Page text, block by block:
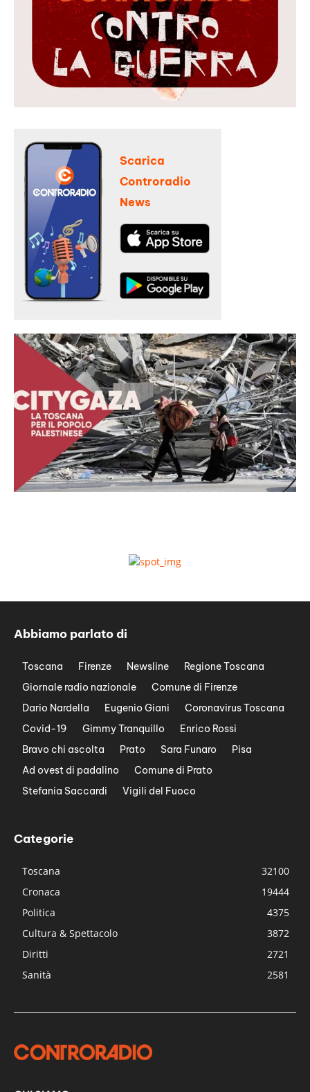
Scarica
Controradio
News
Abbiamo parlato di
Toscana Firenze Newsline
Regione Toscana
Giornale radio nazionale
Comune di Firenze
Dario Nardella
Eugenio Giani
Coronavirus Toscana
Covid-19
Gimmy Tranquillo
Enrico Rossi
Bravo chi ascolta
Prato Sara Funaro
Pisa
Ad ovest di padalino
Comune di Prato
Stefania Saccardi
Vigili del Fuoco
Categorie
Toscana
32100
Cronaca
19444
Politica
4375
Cultura & Spettacolo
3872
Diritti
2721
Sanità
2581